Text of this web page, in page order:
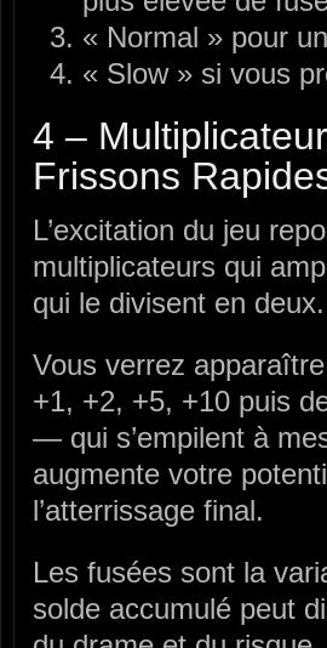
« Normal » pour
« Slow » si vous
4 –
Frissons
L’excitation du jeu
multiplicateurs qui
qui le divisent en deux.
Vous verrez
+1, +2, +5, +10 puis
— qui s’empilent à
augmente votre
l’atterrissage final.
Les fusées sont la
solde accumulé peut